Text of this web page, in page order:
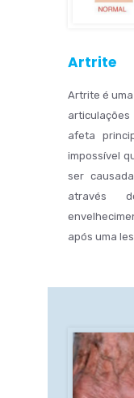
Artrite
Artrite é
afeta
impossível
ser
através
após uma